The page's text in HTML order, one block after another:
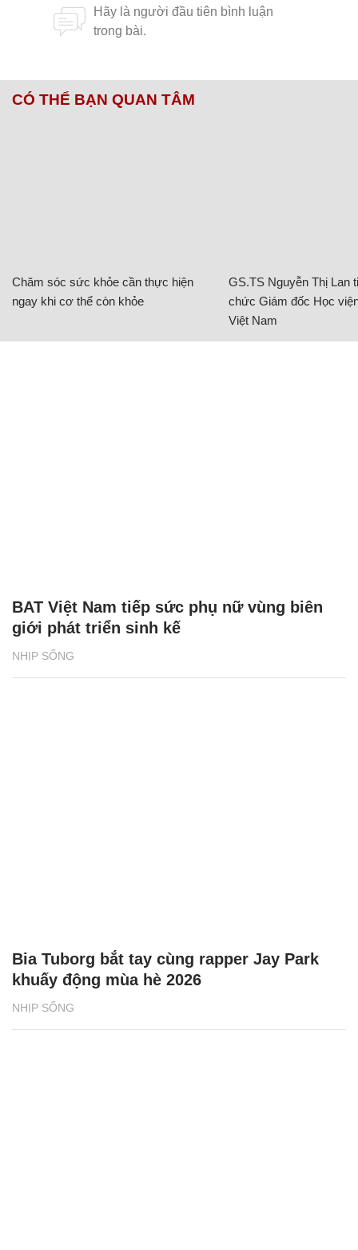
CÓ THỂ BẠN QUAN TÂM
Chăm sóc sức khỏe cần thực hiện
ngay khi cơ thể còn khỏe
GS.TS Nguyễn Thị Lan
chức Giám đốc Học
Việt Nam
NHỊP SỐNG
BAT Việt Nam tiếp sức phụ nữ vùng biên
giới phát triển sinh kế
NHỊP SỐNG
Bia Tuborg bắt tay cùng rapper Jay Park
khuấy động mùa hè 2026